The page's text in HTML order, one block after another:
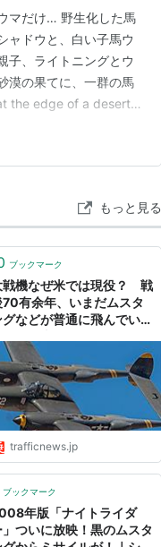
マだけ… 野生化した馬
ャドウと、白い子馬ウ
子、ライトニングとウ
漠の果てに、一群の馬
the edge of a desert
もっと見る
ブックマーク
戦機なぜ米では現役？ 戦
70有余年、いまだムスタ
グなどが普通に飛んでいる
| 乗りものニュース
trafficnews.jp
ブックマーク
年版「ナイトライダ
」ついに放映！黒のムスタ